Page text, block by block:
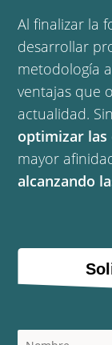
Al finalizar la
desarrollar
metodología
ventajas que
actualidad.
optimizar las
mayor
alcanzando